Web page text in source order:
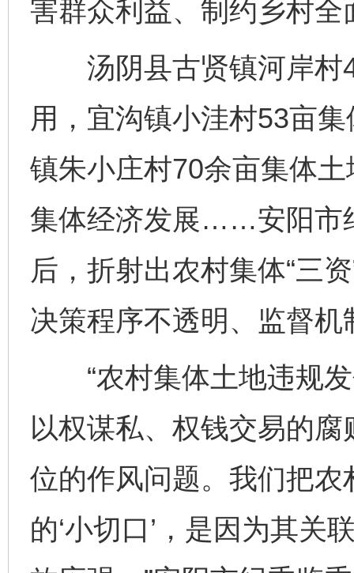
害群众利益、制约乡村
汤阴县古贤镇河岸村
用，宜沟镇小洼村53亩
镇朱小庄村70余亩集体
集体经济发展……安阳市
后，折射出农村集体“三
决策程序不透明、监督
“农村集体土地违规发
以权谋私、权钱交易的
位的作风问题。我们把
的‘小切口’，是因为其关